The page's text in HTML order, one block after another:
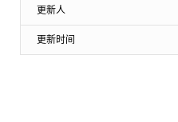
更新人
更新时间